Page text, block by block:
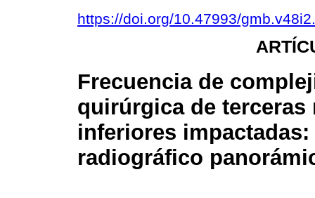
https://doi.org/10.47993/
Frecuencia de
quirúrgica de terceras
inferiores
radiográfico